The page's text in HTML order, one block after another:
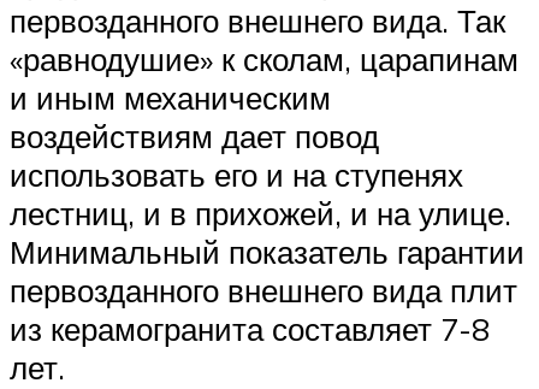
первозданного внешнего вида. Так
«равнодушие» к сколам, царапинам
и иным механическим
воздействиям дает повод
использовать его и на ступенях
лестниц, и в прихожей, и на улице.
Минимальный показатель гарантии
первозданного внешнего вида плит
из керамогранита составляет 7-8
лет.